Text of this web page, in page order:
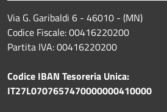
Via G. Garibaldi 6 - 46010 - (MN)
Codice Fiscale: 00416220200
Partita IVA: 00416220200
Codice IBAN Tesoreria Unica:
IT27L0707657470000000410000